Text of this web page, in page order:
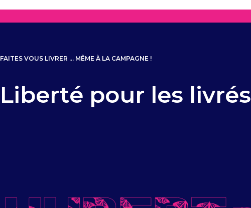
FAITES VOUS LIVRER ... MÊME À LA CAMPAGNE !
Liberté pour les livrés